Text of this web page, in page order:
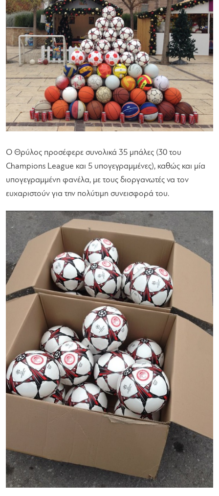
Ο Θρύλος προσέφερε συνολικά 35 μπάλες (30 του
Champions League και 5 υπογεγραμμένες), καθώς και μία
υπογεγραμμένη φανέλα, με τους διοργανωτές να τον
ευχαριστούν για την πολύτιμη συνεισφορά του.